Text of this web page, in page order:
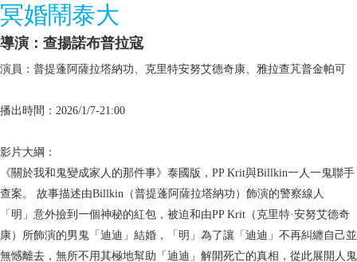
冥婚鬧泰大
導演：查揚諾布普拉寇
演員：普提蓬阿薩拉塔納功、克里特安努艾德奇康、雅拉查芃普金帕可
播出時間：2026/1/7-21:00
影片大綱：
《關於我和鬼變成家人的那件事》泰國版，PP Krit與Billkin一人一鬼聯手
查案。 故事描述由Billkin（普提蓬阿薩拉塔納功）飾演的警察線人
「明」意外撿到一個神秘的紅包，被迫和由PP Krit（克里特·安努艾德奇
康）所飾演的男鬼「迪迪」結婚，「明」為了讓「迪迪」不再糾纏自己並
無憾離去，無所不用其極地幫助「迪迪」解開死亡的真相，從此展開人鬼